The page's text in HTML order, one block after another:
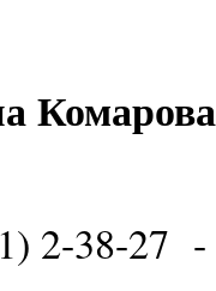
Комарова
2-38-27 -